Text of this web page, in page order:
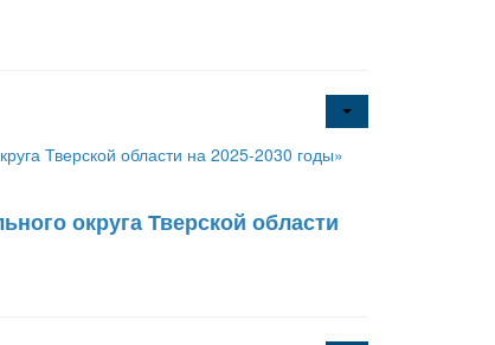
Тверской области на 2025-2030 годы»
округа Тверской области